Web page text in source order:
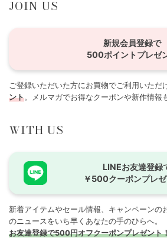
JOIN US
新規会員登録で
500ポイントプレゼ
ご登録いただいた方にお買物でご利用いただ
ント。メルマガでお得なクーポンや新作情報
WITH US
LINEお友達登録
￥500クーポンプレゼ
新着アイテムやセール情報、キャンペーンの
のニュースをいち早くあなたの手のひらへ。
お友達登録で500円オフクーポンプレゼント